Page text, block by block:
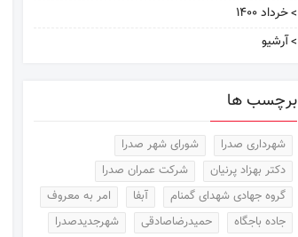
خرداد ۱۴۰۰
آرشيو
برچسب ها
شهرداری صدرا
شورای شهر صدرا
دکتر بهزاد پرنیان
شرکت عمران صدرا
گروه جهادی شهدای گمنام
آبفا
امر به معروف
جاده باجگاه
حمیدرضاصادقی
شهرجدیدصدرا